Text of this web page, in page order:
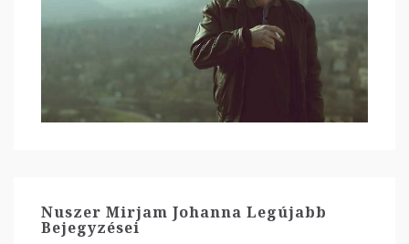
Nuszer Mirjam Johanna Legújabb
Bejegyzései